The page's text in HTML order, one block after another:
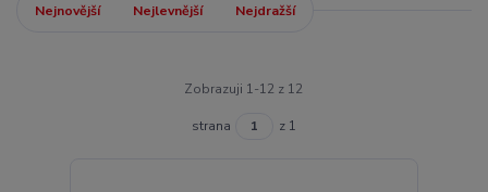
Nejnovější Nejlevnější Nejdražší
Zobrazuji 1-12 z 12
strana z 1